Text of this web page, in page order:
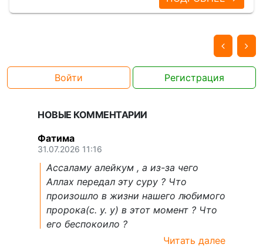
Войти Регистрация
НОВЫЕ КОММЕНТАРИИ
Фатима
31.07.2026 11:16
Ассаламу алейкум , а из-за чего
Аллах передал эту суру ? Что
произошло в жизни нашего любимого
пророка(с. у. у) в этот момент ? Что
его беспокоило ?
Читать далее